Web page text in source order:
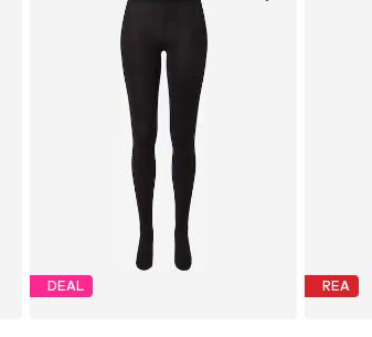
DEAL REA